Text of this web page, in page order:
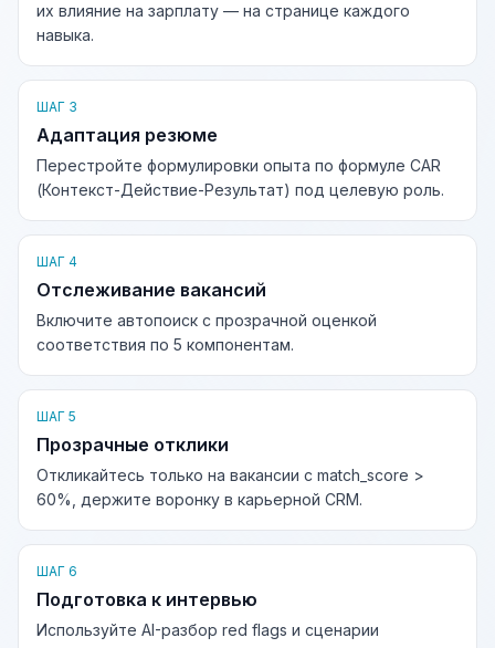
их влияние на зарплату — на странице каждого
навыка.
ШАГ 3
Адаптация резюме
Перестройте формулировки опыта по формуле CAR
(Контекст-Действие-Результат) под целевую роль.
ШАГ 4
Отслеживание вакансий
Включите автопоиск с прозрачной оценкой
соответствия по 5 компонентам.
ШАГ 5
Прозрачные отклики
Откликайтесь только на вакансии с match_score >
60%, держите воронку в карьерной CRM.
ШАГ 6
Подготовка к интервью
Используйте AI-разбор red flags и сценарии